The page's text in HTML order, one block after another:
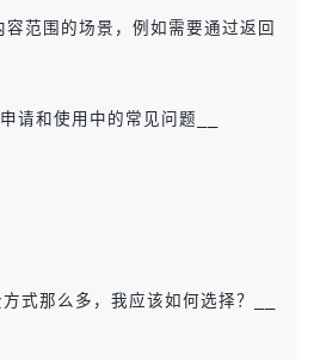
容范围的场景，例如需要通过返回内
和使用中的常见问题__
方式那么多，我应该如何选择？__